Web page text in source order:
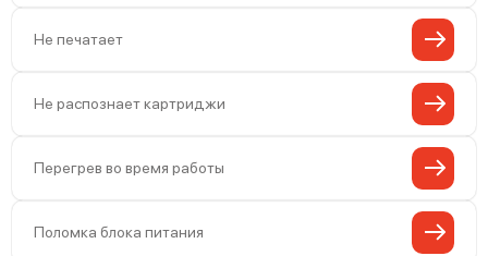
Не печатает
Не распознает картриджи
Перегрев во время работы
Поломка блока питания